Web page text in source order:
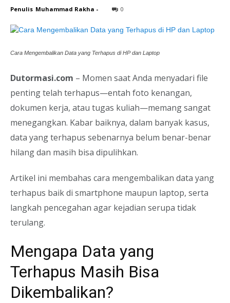
Penulis Muhammad Rakha - 0
Cara Mengembalikan Data yang Terhapus di HP dan Laptop
Dutormasi.com – Momen saat Anda menyadari file
penting telah terhapus—entah foto kenangan,
dokumen kerja, atau tugas kuliah—memang sangat
menegangkan. Kabar baiknya, dalam banyak kasus,
data yang terhapus sebenarnya belum benar-benar
hilang dan masih bisa dipulihkan.
Artikel ini membahas cara mengembalikan data yang
terhapus baik di smartphone maupun laptop, serta
langkah pencegahan agar kejadian serupa tidak
terulang.
Mengapa Data yang
Terhapus Masih Bisa
Dikembalikan?